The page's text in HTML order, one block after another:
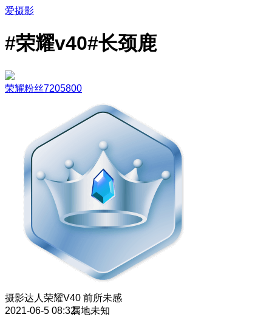
爱摄影
#荣耀v40#长颈鹿
荣耀粉丝7205800
摄影达人 荣耀V40 前所未感
2021-06-5 08:32属地未知